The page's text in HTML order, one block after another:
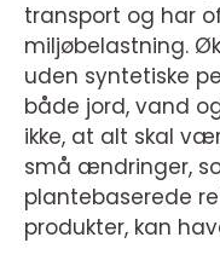
transport og har
miljøbelastning.
uden syntetiske
både jord, vand
ikke, at alt skal
små ændringer,
plantebaserede
produkter, kan